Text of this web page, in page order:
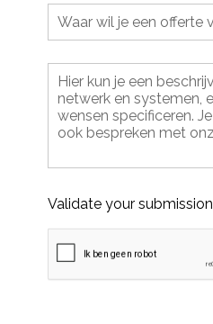
Validate your submission